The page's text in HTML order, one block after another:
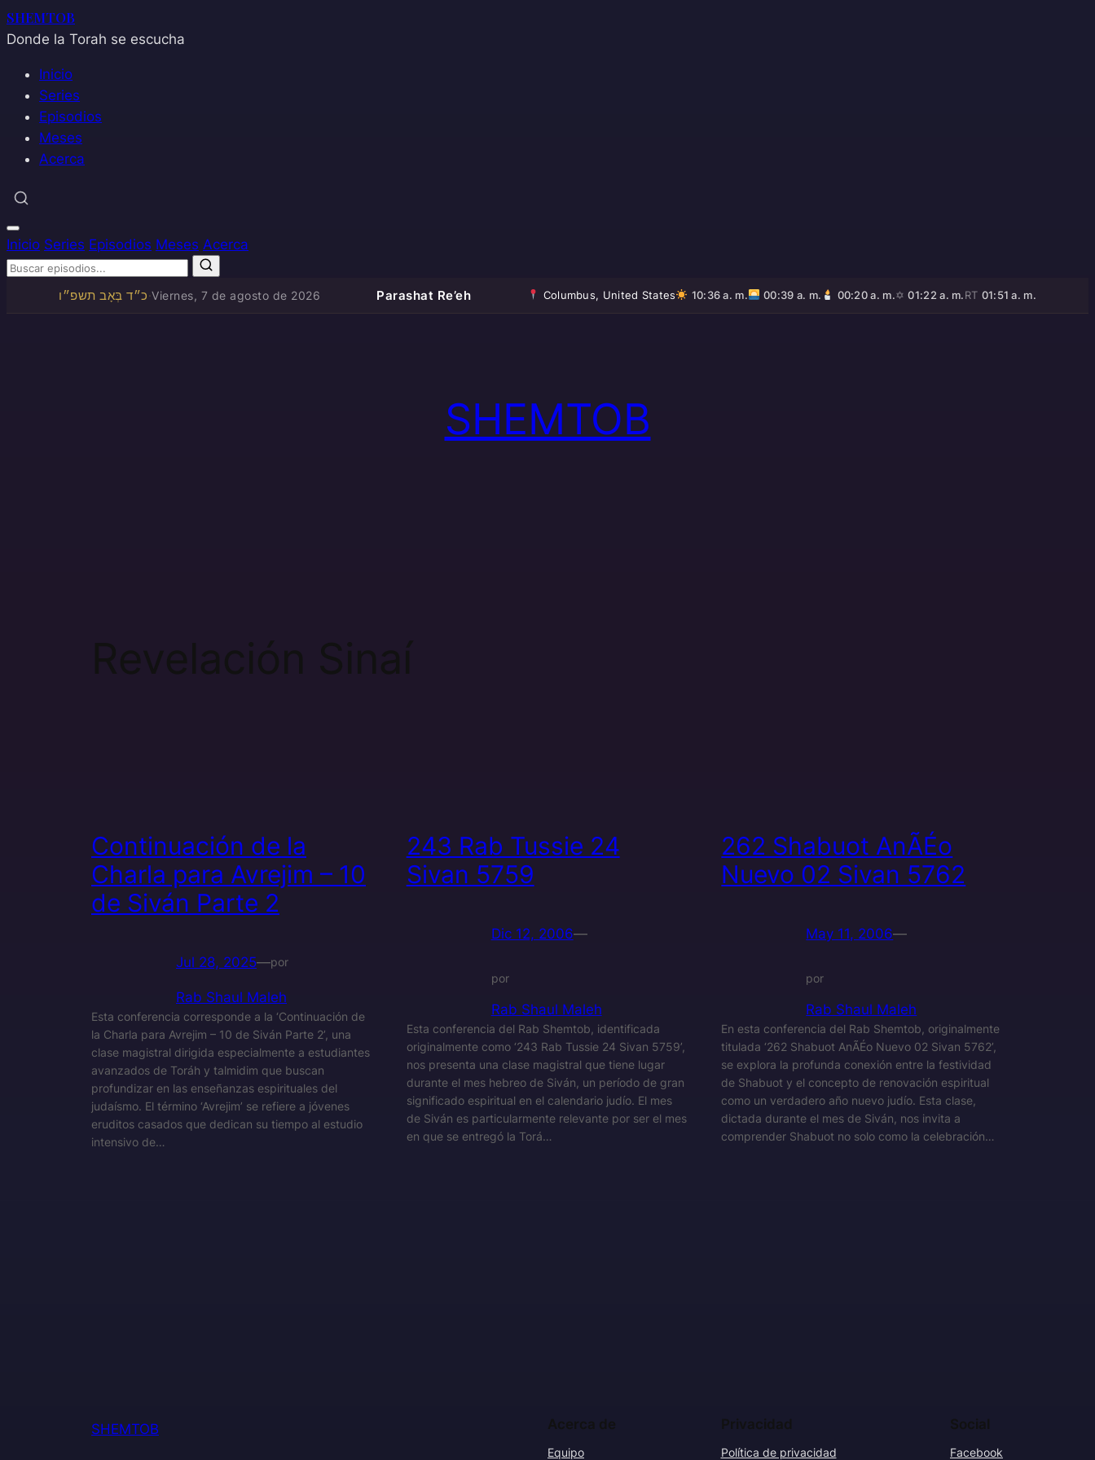
SHEMTOB
Donde la Torah se escucha
Inicio
Series
Episodios
Meses
Acerca
Inicio Series Episodios Meses Acerca
כ״ד בְּאָב תשפ״ו·Viernes, 7 de agosto de 2026 Parashat Re’eh Columbus, United States 10:36 a. m. 00:39 a. m. 00:20 a. m.✡01:22 a. m.RT 01:51 a. m.
SHEMTOB
Revelación Sinaí
Continuación de la
Charla para Avrejim – 10
de Siván Parte 2
Jul 28, 2025—por
Rab Shaul Maleh
Esta conferencia corresponde a la ‘Continuación de
la Charla para Avrejim – 10 de Siván Parte 2’, una
clase magistral dirigida especialmente a estudiantes
avanzados de Toráh y talmidim que buscan
profundizar en las enseñanzas espirituales del
judaísmo. El término ‘Avrejim’ se refiere a jóvenes
eruditos casados que dedican su tiempo al estudio
intensivo de…
243 Rab Tussie 24
Sivan 5759
Dic 12, 2006—
por
Rab Shaul Maleh
Esta conferencia del Rab Shemtob, identificada
originalmente como ‘243 Rab Tussie 24 Sivan 5759’,
nos presenta una clase magistral que tiene lugar
durante el mes hebreo de Siván, un período de gran
significado espiritual en el calendario judío. El mes
de Siván es particularmente relevante por ser el mes
en que se entregó la Torá…
262 Shabuot AnÃÉo
Nuevo 02 Sivan 5762
May 11, 2006—
por
Rab Shaul Maleh
En esta conferencia del Rab Shemtob, originalmente
titulada ‘262 Shabuot AnÃÉo Nuevo 02 Sivan 5762’,
se explora la profunda conexión entre la festividad
de Shabuot y el concepto de renovación espiritual
como un verdadero año nuevo judío. Esta clase,
dictada durante el mes de Siván, nos invita a
comprender Shabuot no solo como la celebración…
SHEMTOB Acerca de
Equipo
Privacidad
Política de privacidad
Social
Facebook